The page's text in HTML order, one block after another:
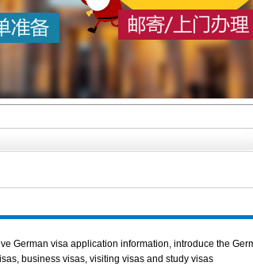
German visa application information, introduce the
business visas, visiting visas and study visas